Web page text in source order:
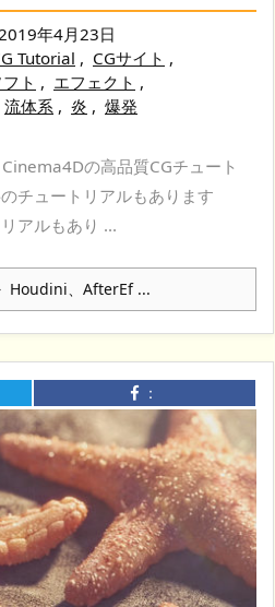
年4月23日
Tutorial , CGサイト ,
ト , エフェクト ,
流体系 , 炎 , 爆発
の高品質CGチュート
チュートリアルもあります
アルもあり ...
Houdini、AfterEf ...
：